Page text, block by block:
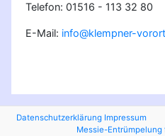
Telefon: 01516 - 113 32 80
E-Mail: info@klempner-
Datenschutzerklärung Impressum
Messie-Entrümpelung